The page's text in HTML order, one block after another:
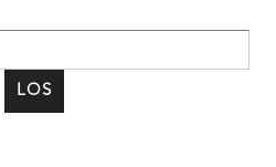
LOS